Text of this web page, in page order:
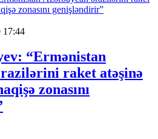
17:44
“Ermənistan
raket atəşinə
zonasını